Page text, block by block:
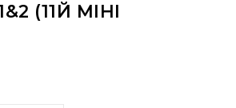
(11Й МІНІ